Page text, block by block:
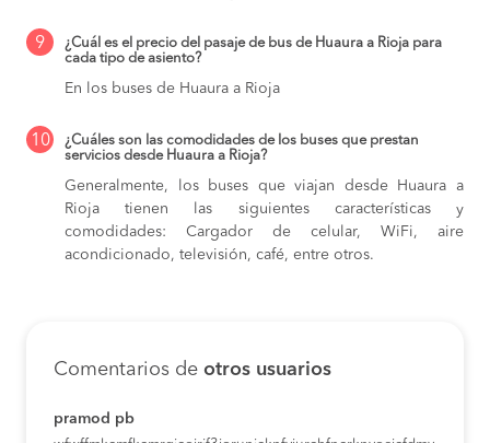
9
¿Cuál es el precio del pasaje de bus de Huaura a Rioja para
cada tipo de asiento?
En los buses de Huaura a Rioja
10
¿Cuáles son las comodidades de los buses que prestan
servicios desde Huaura a Rioja?
Generalmente, los buses que viajan desde Huaura a
Rioja tienen las siguientes características y
comodidades: Cargador de celular, WiFi, aire
acondicionado, televisión, café, entre otros.
Comentarios de otros usuarios
pramod pb